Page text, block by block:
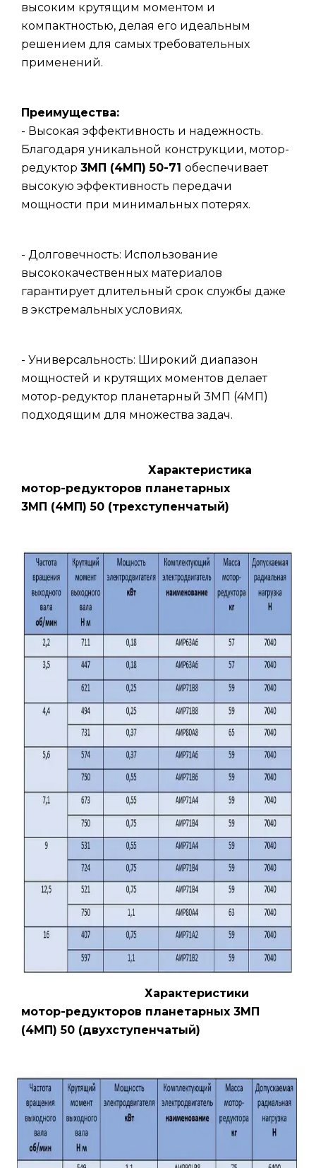
высоким крутящим моментом и
компактностью, делая его идеальным
решением для самых требовательных
применений.
Преимущества:
- Высокая эффективность и надежность.
Благодаря уникальной конструкции, мотор-
редуктор 3МП (4МП) 50-71 обеспечивает
высокую эффективность передачи
мощности при минимальных потерях.
- Долговечность: Использование
высококачественных материалов
гарантирует длительный срок службы даже
в экстремальных условиях.
- Универсальность: Широкий диапазон
мощностей и крутящих моментов делает
мотор-редуктор планетарный 3МП (4МП)
подходящим для множества задач.
Характеристика
мотор-редукторов планетарных
3МП (4МП) 50 (трехступенчатый)
Характеристики
мотор-редукторов планетарных 3МП
(4МП) 50 (двухступенчатый)